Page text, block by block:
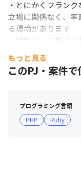
・とにかくフラン
立場に関係なく、
る環境があります
・特徴として挙げ
さや個人の学習意欲
・これからもっと頑
ことができます
中する、カウンタ
ルに座って企画を
もっと見る
このPJ・案件
プログラミング言語
PHP
Ruby